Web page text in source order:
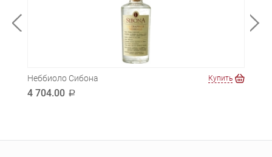
Неббиоло Сибона
4 704.00 a
Купить